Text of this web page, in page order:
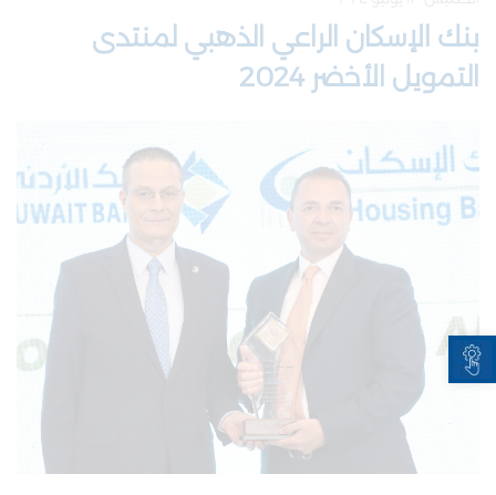
Open toolbar
بنك الإسكان الراعي الذهبي لمنتدى
التمويل الأخضر 2024